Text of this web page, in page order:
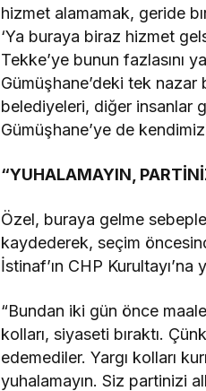
hizmet alamamak, geride
‘Ya buraya biraz hizmet
Tekke’ye bunun fazlasını
Gümüşhane’deki tek nazar
belediyeleri, diğer insanlar
Gümüşhane’ye de
“YUHALAMAYIN,
Özel, buraya gelme
kaydederek, seçim
İstinaf’ın CHP
“Bundan iki gün önce
kolları, siyaseti bıraktı.
edemediler. Yargı kolları
yuhalamayın. Siz partinizi